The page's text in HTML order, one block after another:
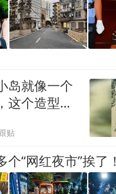
岛就像一个
这个造型十
贴
“网红夜市”挨了！